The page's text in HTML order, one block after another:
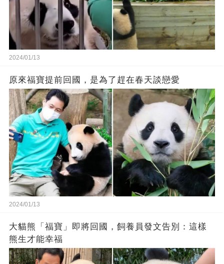
2024/01/13
原來福寶提前回國，是為了趕在春天談戀愛
2024/01/13
大貓熊「福寶」即將回國，飼養員發文告別：這樣
熊生才能幸福